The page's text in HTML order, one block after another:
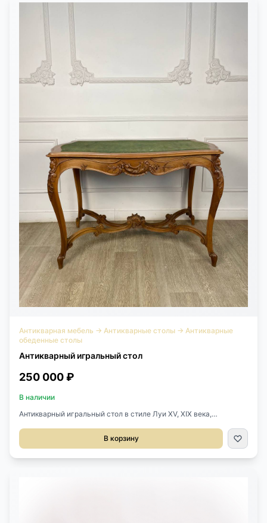
Антикварная мебель → Антикварные столы → Антикварные
обеденные столы
Антикварный игральный стол
250 000 ₽
В наличии
Антикварный игральный стол в стиле Луи XV, XIX века,
отличного качества исполнения.Размер 120х75х78h см.
В корзину